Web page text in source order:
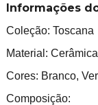
Informações
Coleção: Toscana
Material:
Cores: Branco,
Composição: